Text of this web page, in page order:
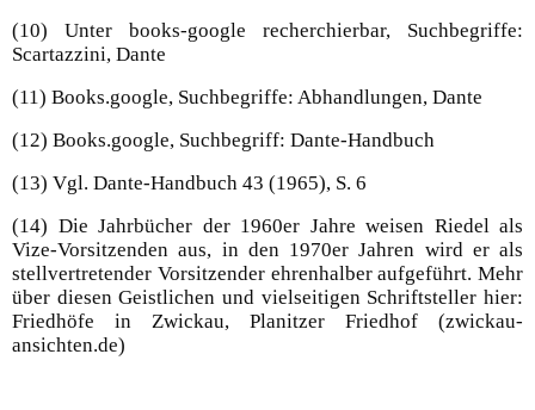
(10) Unter books-google recherchierbar, Suchbegriffe:
Scartazzini, Dante
(11) Books.google, Suchbegriffe: Abhandlungen, Dante
(12) Books.google, Suchbegriff: Dante-Handbuch
(13) Vgl. Dante-Handbuch 43 (1965), S. 6
(14) Die Jahrbücher der 1960er Jahre weisen Riedel als
Vize-Vorsitzenden aus, in den 1970er Jahren wird er als
stellvertretender Vorsitzender ehrenhalber aufgeführt. Mehr
über diesen Geistlichen und vielseitigen Schriftsteller hier:
Friedhöfe in Zwickau, Planitzer Friedhof (zwickau-
ansichten.de)